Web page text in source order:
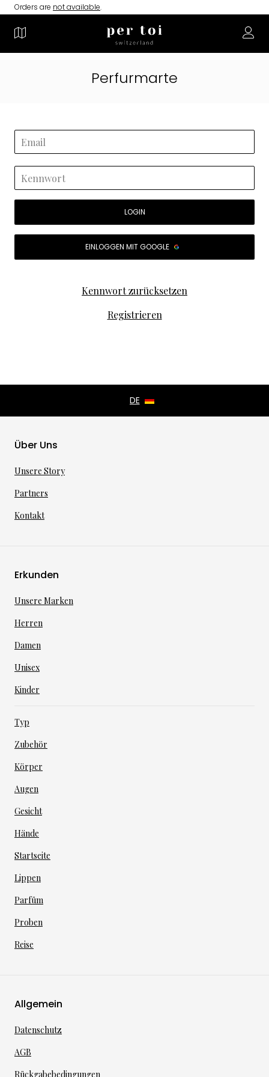
Orders are not available.
Perfurmarte
LOGIN
EINLOGGEN MIT GOOGLE
Kennwort zurücksetzen
Registrieren
Über Uns
Unsere Story
Partners
Kontakt
Erkunden
Unsere Marken
Herren
Damen
Unisex
Kinder
Typ
Zubehör
Körper
Augen
Gesicht
Hände
Startseite
Lippen
Parfüm
Proben
Reise
Allgemein
Datenschutz
AGB
Rückgabebedingungen